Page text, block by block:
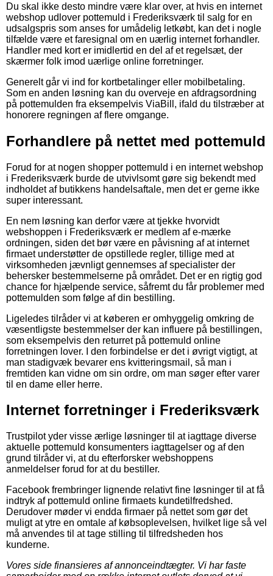
Du skal ikke desto mindre være klar over, at hvis en internet
webshop udlover pottemuld i Frederiksværk til salg for en
udsalgspris som anses for umådelig letkøbt, kan det i nogle
tilfælde være et faresignal om en uærlig internet forhandler.
Handler med kort er imidlertid en del af et regelsæt, der
skærmer folk imod uærlige online forretninger.
Generelt går vi ind for kortbetalinger eller mobilbetaling.
Som en anden løsning kan du overveje en afdragsordning
på pottemulden fra eksempelvis ViaBill, ifald du tilstræber at
honorere regningen af flere omgange.
Forhandlere på nettet med pottemuld
Forud for at nogen shopper pottemuld i en internet webshop
i Frederiksværk burde de utvivlsomt gøre sig bekendt med
indholdet af butikkens handelsaftale, men det er gerne ikke
super interessant.
En nem løsning kan derfor være at tjekke hvorvidt
webshoppen i Frederiksværk er medlem af e-mærke
ordningen, siden det bør være en påvisning af at internet
firmaet understøtter de opstillede regler, tillige med at
virksomheden jævnligt gennemses af specialister der
behersker bestemmelserne på området. Det er en rigtig god
chance for hjælpende service, såfremt du får problemer med
pottemulden som følge af din bestilling.
Ligeledes tilråder vi at køberen er omhyggelig omkring de
væsentligste bestemmelser der kan influere på bestillingen,
som eksempelvis den returret på pottemuld online
forretningen lover. I den forbindelse er det i øvrigt vigtigt, at
man stadigvæk bevarer ens kvitteringsmail, så man i
fremtiden kan vidne om sin ordre, om man søger efter varer
til en dame eller herre.
Internet forretninger i Frederiksværk
Trustpilot yder visse ærlige løsninger til at iagttage diverse
aktuelle pottemuld konsumenters iagttagelser og af den
grund tilråder vi, at du efterforsker webshoppens
anmeldelser forud for at du bestiller.
Facebook frembringer lignende relativt fine løsninger til at få
indtryk af pottemuld online firmaets kundetilfredshed.
Derudover møder vi endda firmaer på nettet som gør det
muligt at ytre en omtale af købsoplevelsen, hvilket lige så vel
må anvendes til at tage stilling til tilfredsheden hos
kunderne.
Vores side finansieres af annonceindtægter. Vi har faste